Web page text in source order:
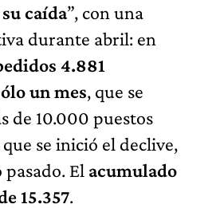
caída”, con una
durante abril: en
4.881
un mes, que se
de 10.000 puestos
se inició el declive,
El acumulado
15.357.